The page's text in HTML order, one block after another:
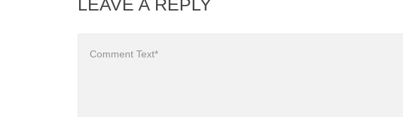
LEAVE A REPLY